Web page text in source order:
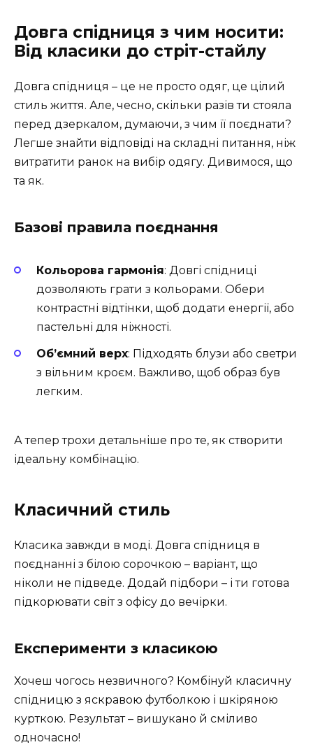
Довга спідниця з чим носити:
Від класики до стріт-стайлу
Довга спідниця – це не просто одяг, це цілий
стиль життя. Але, чесно, скільки разів ти стояла
перед дзеркалом, думаючи, з чим її поєднати?
Легше знайти відповіді на складні питання, ніж
витратити ранок на вибір одягу. Дивимося, що
та як.
Базові правила поєднання
Кольорова гармонія: Довгі спідниці
дозволяють грати з кольорами. Обери
контрастні відтінки, щоб додати енергії, або
пастельні для ніжності.
Об’ємний верх: Підходять блузи або светри
з вільним кроєм. Важливо, щоб образ був
легким.
А тепер трохи детальніше про те, як створити
ідеальну комбінацію.
Класичний стиль
Класика завжди в моді. Довга спідниця в
поєднанні з білою сорочкою – варіант, що
ніколи не підведе. Додай підбори – і ти готова
підкорювати світ з офісу до вечірки.
Експерименти з класикою
Хочеш чогось незвичного? Комбінуй класичну
спідницю з яскравою футболкою і шкіряною
курткою. Результат – вишукано й сміливо
одночасно!